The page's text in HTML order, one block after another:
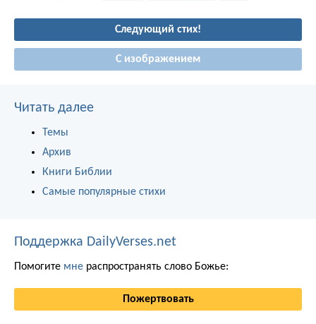
Следующий стих!
С изображением
Читать далее
Темы
Архив
Книги Библии
Самые популярные стихи
Поддержка DailyVerses.net
Помогите мне распространять слово Божье:
Пожертвовать